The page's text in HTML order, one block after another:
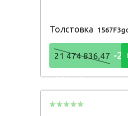
Толстовка
21 474 836,47 -
836,48Р